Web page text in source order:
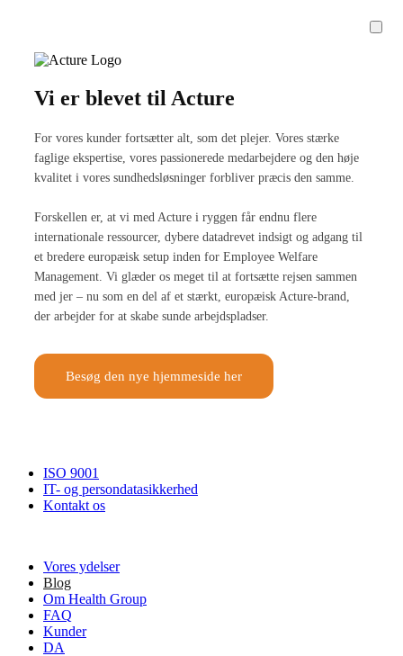
Vi er blevet til Acture
For vores kunder fortsætter alt, som det plejer. Vores stærke
faglige ekspertise, vores passionerede medarbejdere og den høje
kvalitet i vores sundhedsløsninger forbliver præcis den samme.
Forskellen er, at vi med Acture i ryggen får endnu flere
internationale ressourcer, dybere datadrevet indsigt og adgang til
et bredere europæisk setup inden for Employee Welfare
Management. Vi glæder os meget til at fortsætte rejsen sammen
med jer – nu som en del af et stærkt, europæisk Acture-brand,
der arbejder for at skabe sunde arbejdspladser.
Besøg den nye hjemmeside her
ISO 9001
IT- og persondatasikkerhed
Kontakt os
Vores ydelser
Blog
Om Health Group
FAQ
Kunder
DA